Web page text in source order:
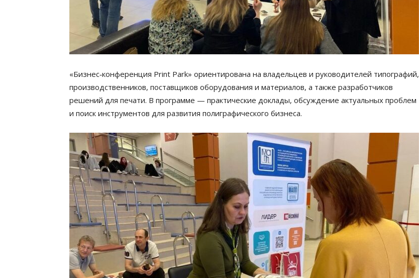
«Бизнес‑конференция Print Park» ориентирована на владельцев и руководителей типографий,
производственников, поставщиков оборудования и материалов, а также разработчиков
решений для печати. В программе — практические доклады, обсуждение актуальных проблем
и поиск инструментов для развития полиграфического бизнеса.